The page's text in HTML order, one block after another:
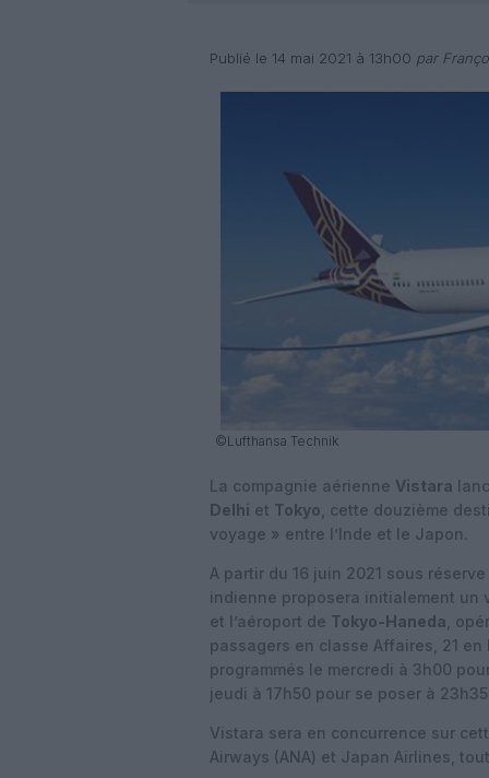
Publié le 14 mai 2021 à 13h00 par
©Lufthansa Technik
La compagnie aérienne Vistara
Delhi et Tokyo , cette douzième
voyage » entre l’Inde et le Japon.
A partir du 16 juin 2021 sous
indienne proposera initialement un
et l’aéroport de Tokyo-Haneda ,
passagers en classe Affaires, 21
programmés le mercredi à 3h00
jeudi à 17h50 pour se poser à 23h35.
Vistara sera en concurrence sur
Airways (ANA) et Japan Airlines,